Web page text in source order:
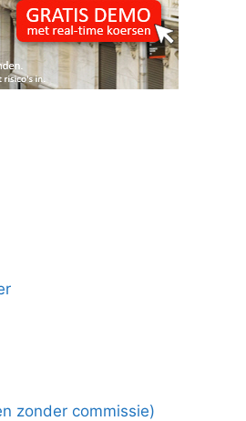
zonder commissie)